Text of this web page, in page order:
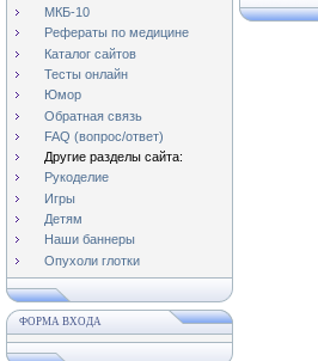
МКБ-10
Рефераты по медицине
Каталог сайтов
Тесты онлайн
Юмор
Обратная связь
FAQ (вопрос/ответ)
Другие разделы сайта:
Рукоделие
Игры
Детям
Наши баннеры
Опухоли глотки
ФОРМА ВХОДА